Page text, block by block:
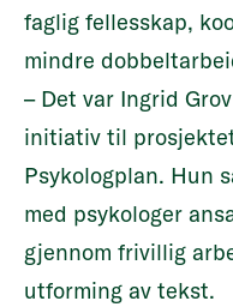
faglig fellesskap,
mindre
– Det var Ingrid
initiativ til
Psykologplan. Hun
med psykologer
gjennom frivillig
utforming av tekst.